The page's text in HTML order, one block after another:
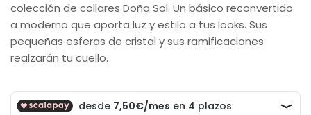
colección de collares Doña Sol. Un básico reconvertido
a moderno que aporta luz y estilo a tus looks. Sus
pequeñas esferas de cristal y sus ramificaciones
realzarán tu cuello.